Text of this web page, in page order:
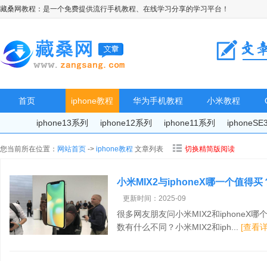
藏桑网教程：是一个免费提供流行手机教程、在线学习分享的学习平台！
首页 iphone教程 华为手机教程 小米教程
iphone13系列 iphone12系列 iphone11系列
您当前所在位置： 网站首页 -> iphone教程 文章列表 切换精简版阅读
小米MIX2与iphoneX哪一个值得
评测
更新时间：2025-09
很多网友朋友问小米MIX2和iphoneX哪
数有什么不同？小米MIX2和iph... [查看